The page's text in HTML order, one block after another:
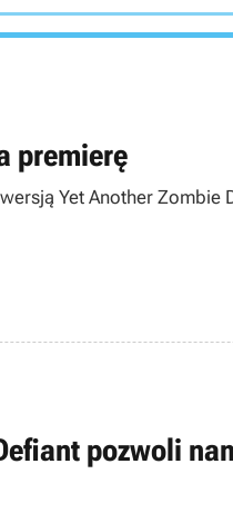
premierę
Yet Another Zombie
pozwoli